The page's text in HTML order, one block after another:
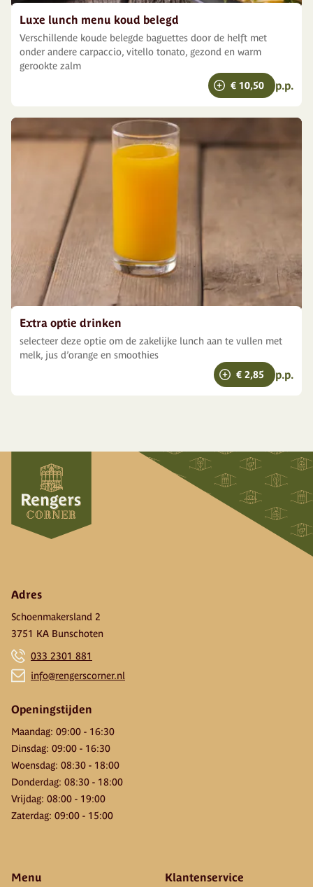
Luxe lunch menu koud belegd
Verschillende koude belegde baguettes door de helft met
onder andere carpaccio, vitello tonato, gezond en warm
gerookte zalm
€ 10,50
p.p.
Extra optie drinken
selecteer deze optie om de zakelijke lunch aan te vullen met
melk, jus d’orange en smoothies
€ 2,85
p.p.
Adres
Schoenmakersland 2
3751 KA Bunschoten
033 2301 881
info@rengerscorner.nl
Openingstijden
Maandag: 09:00 - 16:30
Dinsdag: 09:00 - 16:30
Woensdag: 08:30 - 18:00
Donderdag: 08:30 - 18:00
Vrijdag: 08:00 - 19:00
Zaterdag: 09:00 - 15:00
Menu Klantenservice